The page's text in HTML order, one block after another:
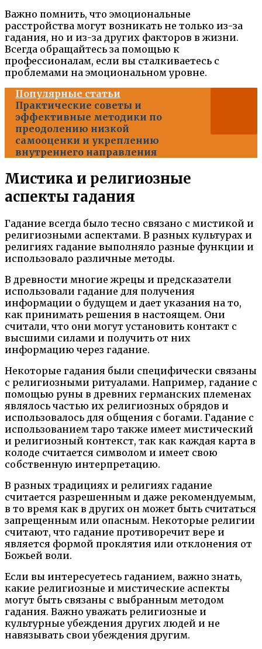
Важно помнить, что эмоциональные
расстройства могут возникать не только из-за
гадания, но и из-за других факторов в жизни.
Всегда обращайтесь за помощью к
профессионалам, если вы сталкиваетесь с
проблемами на эмоциональном уровне.
Популярные статьи
Практические советы и
эффективные методики по
преодолению низкой
самооценки и укреплению
внутреннего направления
Мистика и религиозные
аспекты гадания
Гадание всегда было тесно связано с мистикой и
религиозными аспектами. В разных культурах и
религиях гадание выполняло разные функции и
использовало различные методы.
В древности многие жрецы и предсказатели
использовали гадание для получения
информации о будущем и дает указания на то,
как принимать решения в настоящем. Они
считали, что они могут установить контакт с
высшими силами и получить от них
информацию через гадание.
Некоторые гадания были специфически связаны
с религиозными ритуалами. Например, гадание с
помощью руны в древних германских племенах
являлось частью их религиозных обрядов и
использовалось для общения с богами. Гадание с
использованием таро также имеет мистический
и религиозный контекст, так как каждая карта в
колоде считается символом и имеет свою
собственную интерпретацию.
В разных традициях и религиях гадание
считается разрешенным и даже рекомендуемым,
в то время как в других он может быть считаться
запрещенным или опасным. Некоторые религии
считают, что гадание противоречит вере и
является формой проклятия или отклонения от
Божьей воли.
Если вы интересуетесь гаданием, важно знать,
какие религиозные и мистические аспекты
могут быть связаны с выбранным методом
гадания. Важно уважать религиозные и
культурные убеждения других людей и не
навязывать свои убеждения другим.